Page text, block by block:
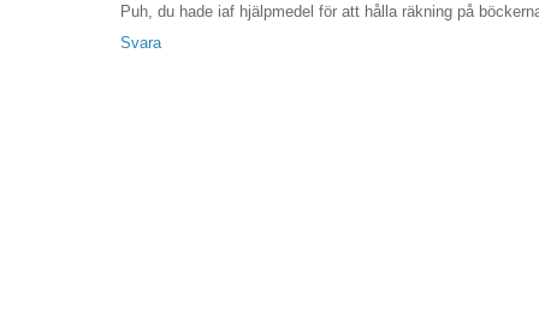
Puh, du hade iaf hjälpmedel för att hålla räkning på
Svara